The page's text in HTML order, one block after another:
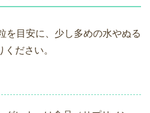
を目安に、少し多めの水やぬる
ださい。